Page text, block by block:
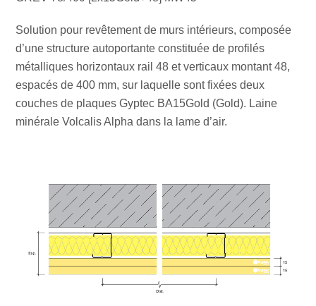
Solution pour revêtement de murs intérieurs, composée
d’une structure autoportante constituée de profilés
métalliques horizontaux rail 48 et verticaux montant 48,
espacés de 400 mm, sur laquelle sont fixées deux
couches de plaques Gyptec BA15Gold (Gold). Laine
minérale Volcalis Alpha dans la lame d’air.